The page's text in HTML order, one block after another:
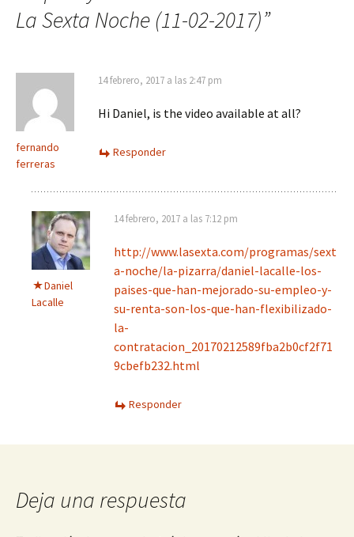
La Sexta Noche (11-02-2017)”
fernando
ferreras
14 febrero, 2017 a las 2:47 pm
Hi Daniel, is the video available at all?
Responder
Daniel
Lacalle
14 febrero, 2017 a las 7:12 pm
http://www.lasexta.com/programas/sext
a-noche/la-pizarra/daniel-lacalle-los-
paises-que-han-mejorado-su-empleo-y-
su-renta-son-los-que-han-flexibilizado-
la-
contratacion_20170212589fba2b0cf2f71
9cbefb232.html
Responder
Deja una respuesta